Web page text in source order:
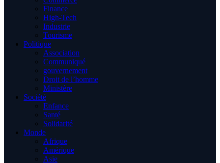
Finance
High-Tech
Industrie
Tourisme
Politique
Association
Communiqué
gouvernement
Droit de l’homme
Ministère
Société
Enfance
Santé
Solidarité
Monde
Afrique
Amérique
Asie